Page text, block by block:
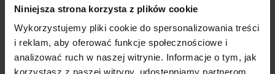
Niniejsza strona korzysta z plików cookie
Wykorzystujemy pliki cookie do spersonalizowania treści
i reklam, aby oferować funkcje społecznościowe i
analizować ruch w naszej witrynie. Informacje o tym, jak
korzystasz z naszej witryny, udostępniamy partnerom
Sprawdź cenę